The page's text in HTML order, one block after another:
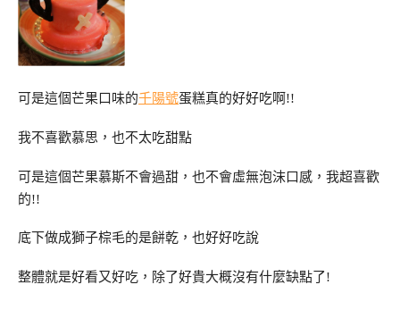
可是這個芒果口味的千陽號蛋糕真的好好吃啊!!
我不喜歡慕思，也不太吃甜點
可是這個芒果慕斯不會過甜，也不會虛無泡沫口感，我超喜歡
的!!
底下做成獅子棕毛的是餅乾，也好好吃說
整體就是好看又好吃，除了好貴大概沒有什麼缺點了!